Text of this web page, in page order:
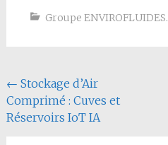
Groupe
Navigation
de
← Stockage d’Air
Comprimé : Cuves et
Réservoirs IoT IA